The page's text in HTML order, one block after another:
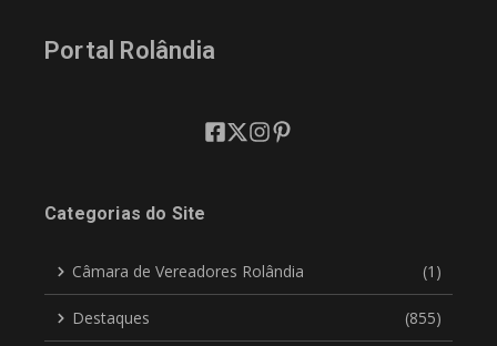
Portal Rolândia
Categorias do Site
Câmara de Vereadores Rolândia (1)
Destaques (855)